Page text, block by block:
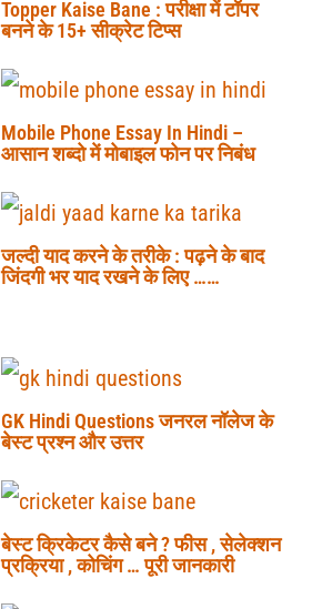
Topper Kaise Bane : परीक्षा में टॉपर
बनने के 15+ सीक्रेट टिप्स
Mobile Phone Essay In Hindi –
आसान शब्दो में मोबाइल फोन पर निबंध
जल्दी याद करने के तरीके : पढ़ने के बाद
जिंदगी भर याद रखने के लिए ……
GK Hindi Questions जनरल नॉलेज के
बेस्ट प्रश्न और उत्तर
बेस्ट क्रिकेटर कैसे बने ? फीस , सेलेक्शन
प्रक्रिया , कोचिंग … पूरी जानकारी